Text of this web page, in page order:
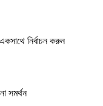
নির্বাচন করুন
সমর্থন